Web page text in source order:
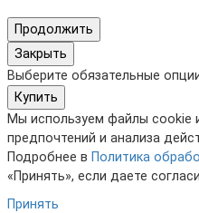
Продолжить
Закрыть
Выберите обязательные
Купить
Мы используем файлы cookie
предпочтений и анализа
Подробнее в Политика
«Принять», если даете
Принять